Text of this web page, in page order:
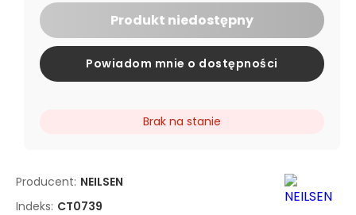
Producent: NEILSEN
Indeks: CT0739
Produkt niedostępny
Powiadom mnie o dostępności
Brak na stanie